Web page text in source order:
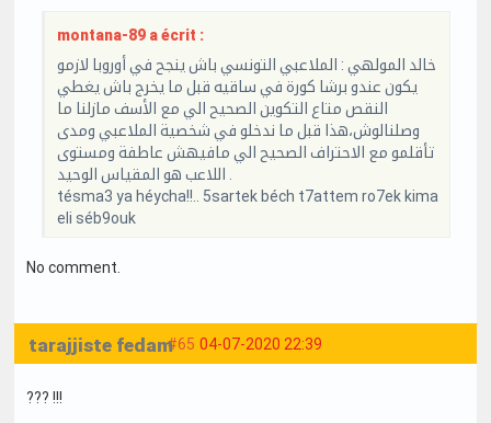
montana-89 a écrit :
خالد المولهي : الملاعبي التونسي باش ينجح في أوروبا لازمو
يكون عندو برشا كورة في ساقيه قبل ما يخرج باش يغطي
النقص متاع التكوين الصحيح الي مع الأسف مازلنا ما
وصلنالوش،هذا قبل ما ندخلو في شخصية الملاعبي ومدى
تأقلمو مع الاحتراف الصحيح الي مافيهش عاطفة ومستوى
tésma3 ya héycha!!.. 5sartek béch t7attem ro7ek kima
eli séb9ouk
No comment.
#65 04-07-2020 22:39
tarajjiste fedam
??? !!!